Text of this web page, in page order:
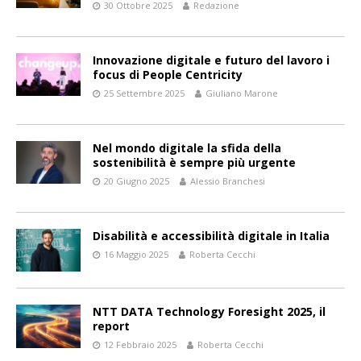
30 Ottobre 2025 Redazione
Innovazione digitale e futuro del lavoro i
focus di People Centricity
25 Settembre 2025 Giuliano Marone
Nel mondo digitale la sfida della
sostenibilità è sempre più urgente
20 Giugno 2025 Alessio Branchesi
Disabilità e accessibilità digitale in Italia
16 Maggio 2025 Roberta Cecchi
NTT DATA Technology Foresight 2025, il
report
12 Febbraio 2025 Roberta Cecchi